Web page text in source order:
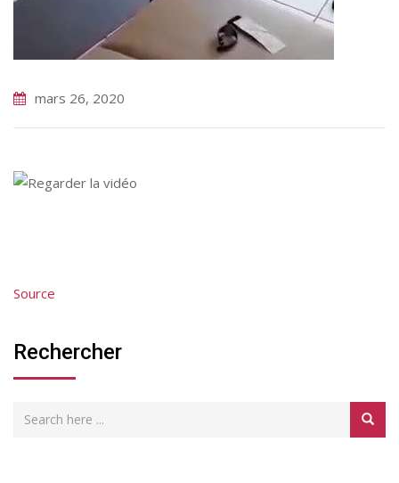
mars 26, 2020
Source
Rechercher